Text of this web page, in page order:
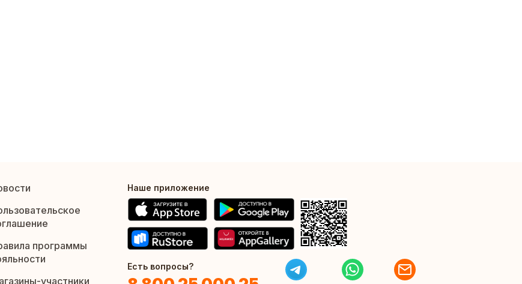
программы
участники
Наше приложение
Есть вопросы?